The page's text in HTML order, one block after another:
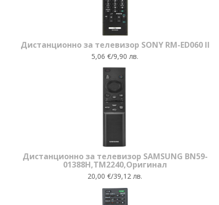
Дистанционно за телевизор SONY RM-ED060 II
5,06 €/9,90 лв.
Дистанционно за телевизор SAMSUNG BN59-
01388H,TM2240,Оригинал
20,00 €/39,12 лв.